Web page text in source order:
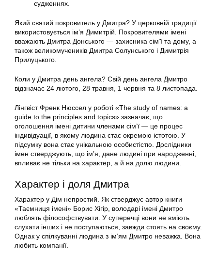
судженнях.
Який святий покровитель у Дмитра? У церковній традиції
використовується ім’я Димитрій. Покровителями імені
вважають Дмитра Донського — захисника сім’ї та дому, а
також великомучеників Дмитра Солунського і Димитрія
Прилуцького.
Коли у Дмитра день ангела? Свій день ангела Дмитро
відзначає 24 лютого, 28 травня, 1 червня та 8 листопада.
Лінгвіст Френк Нюссел у роботі «The study of names: a
guide to the principles and topics» зазначає, що
оголошення імені дитини членами сім’ї — це процес
індивідуації, в якому людина стає окремою істотою. У
підсумку вона стає унікальною особистістю. Дослідники
імен стверджують, що ім’я, дане людині при народженні,
впливає не тільки на характер, а й на долю людини.
Характер і доля Дмитра
Характер у Дім непростий. Як стверджує автор книги
«Таємниця імені» Борис Хігір, володарі імені Дмитро
люблять філософствувати. У суперечці вони не вміють
слухати інших і не поступаються, завжди стоять на своєму.
Однак у спілкуванні людина з ім’ям Дмитро неважка. Вона
любить компанії.